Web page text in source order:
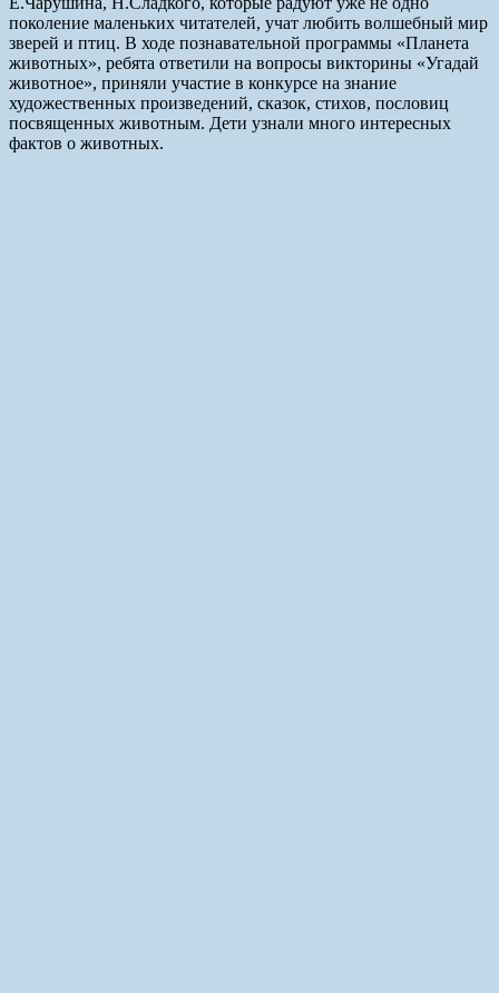
поколение маленьких читателей, учат любить волшебный мир
зверей и птиц. В ходе познавательной программы «Планета
животных», ребята ответили на вопросы викторины «Угадай
животное», приняли участие в конкурсе на знание
художественных произведений, сказок, стихов, пословиц
посвященных животным. Дети узнали много интересных
фактов о животных.